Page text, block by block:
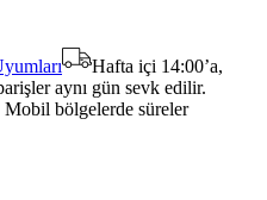
Hafta içi 14:00’a,
aynı gün sevk edilir.
bölgelerde süreler